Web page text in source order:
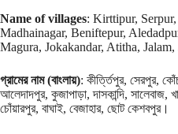
Name of villages: Kirttipur,
Madhainagar, Beniftepur,
Magura, Jokakandar, Atitha,
গ্রামের নাম (বাংলায়): কীর্ত্তিপুর, সেরপুর,
আলেদাদপুর, কুজাপাড়া, দাসকান্দি,
চোঁয়ারপুর, বাঘাই, বেজাহার, ছোট কেশবপুর।